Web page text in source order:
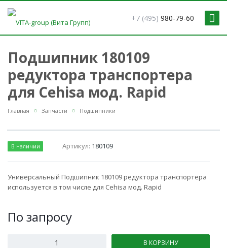
+7 (495) 980-79-60
Подшипник 180109
редуктора транспортера
для Cehisa мод. Rapid
Главная Запчасти Подшипники
В наличии Артикул: 180109
Универсальный Подшипник 180109 редуктора транспортера
используется в том числе для Cehisa мод. Rapid
По запросу
В КОРЗИНУ